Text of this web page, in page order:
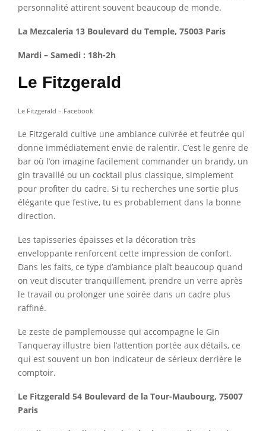
personnalité attirent souvent beaucoup de monde.
La Mezcaleria 13 Boulevard du Temple, 75003 Paris
Mardi – Samedi : 18h-2h
Le Fitzgerald
Le Fitzgerald – Facebook
Le Fitzgerald cultive une ambiance cuivrée et feutrée qui
donne immédiatement envie de ralentir. C’est le genre de
bar où l’on imagine facilement commander un brandy, un
gin travaillé ou un cocktail plus classique, simplement
pour profiter du cadre. Si tu recherches une sortie plus
élégante que festive, tu es probablement dans la bonne
direction.
Les tapisseries épaisses et la décoration très
enveloppante renforcent cette impression de confort.
Dans les faits, ce type d’ambiance plaît beaucoup quand
on veut discuter tranquillement, prendre un verre après
le travail ou prolonger une soirée dans un cadre plus
raffiné.
Le zeste de pamplemousse qui accompagne le Gin
Tanqueray illustre bien l’attention portée aux détails, ce
qui est souvent un bon indicateur de sérieux derrière le
comptoir.
Le Fitzgerald 54 Boulevard de la Tour-Maubourg, 75007
Paris